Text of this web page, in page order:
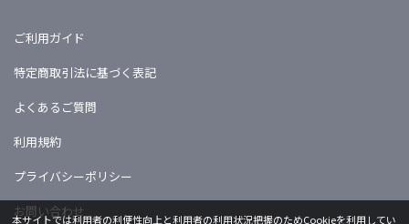
ご利用ガイド
特定商取引法に基づく表記
よくあるご質問
利用規約
プライバシーポリシー
お問い合わせ
本サイトでは利用者の利便性向上と利用者の利用状況把握のためCookieを利用してい